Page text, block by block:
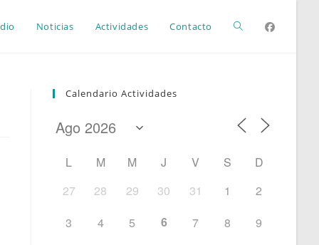
Noticias Actividades Contacto Alternar
de
Calendario Actividades
L M M J V S
D
27
28 29 30 31 1
2
3
4 5 6 7 8
9